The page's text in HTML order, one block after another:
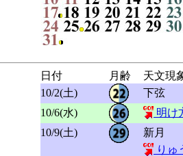
日付 月齢
天文現
10/2(土)
下弦
10/6(水)
明け
10/9(土)
新月
りゅ